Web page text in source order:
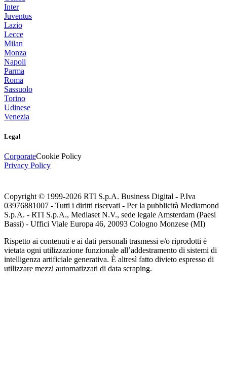
Inter
Juventus
Lazio
Lecce
Milan
Monza
Napoli
Parma
Roma
Sassuolo
Torino
Udinese
Venezia
Legal
CorporateCookie Policy
Privacy Policy
Copyright © 1999-2026 RTI S.p.A. Business Digital - P.Iva
03976881007 - Tutti i diritti riservati - Per la pubblicità Mediamond
S.p.A. - RTI S.p.A., Mediaset N.V., sede legale Amsterdam (Paesi
Bassi) - Uffici Viale Europa 46, 20093 Cologno Monzese (MI)
Rispetto ai contenuti e ai dati personali trasmessi e/o riprodotti è
vietata ogni utilizzazione funzionale all’addestramento di sistemi di
intelligenza artificiale generativa. È altresì fatto divieto espresso di
utilizzare mezzi automatizzati di data scraping.